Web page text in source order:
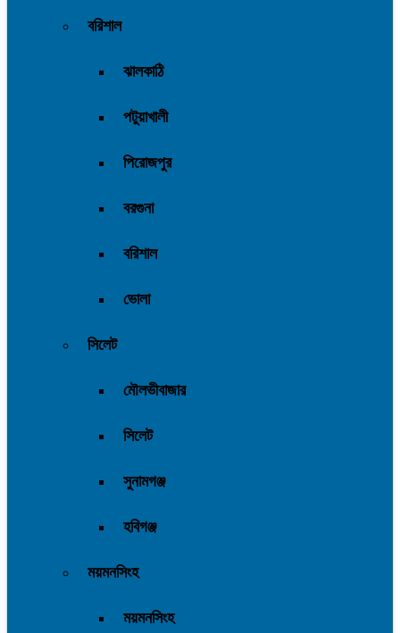
বরিশাল
ঝালকাঠি
পটুয়াখালী
পিরোজপুর
বরগুনা
বরিশাল
ভোলা
সিলেট
মৌলভীবাজার
সিলেট
সুনামগঞ্জ
হবিগঞ্জ
ময়মনসিংহ
ময়মনসিংহ